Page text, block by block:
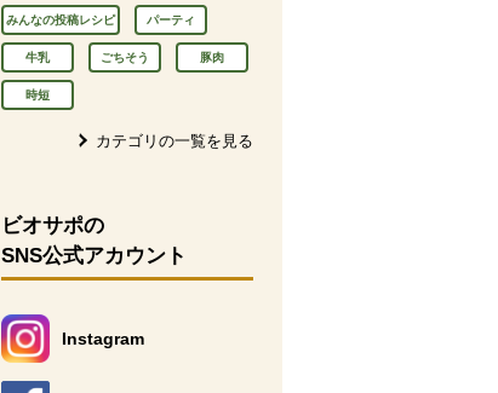
みんなの投稿レシピ パーティ
牛乳 ごちそう 豚肉
時短
カテゴリの一覧を見る
ビオサポの
SNS公式アカウント
Instagram
別のウィンドウで開きます。